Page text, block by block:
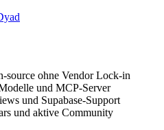
source ohne Vendor Lock-in
und MCP-Server
und Supabase-Support
und aktive Community